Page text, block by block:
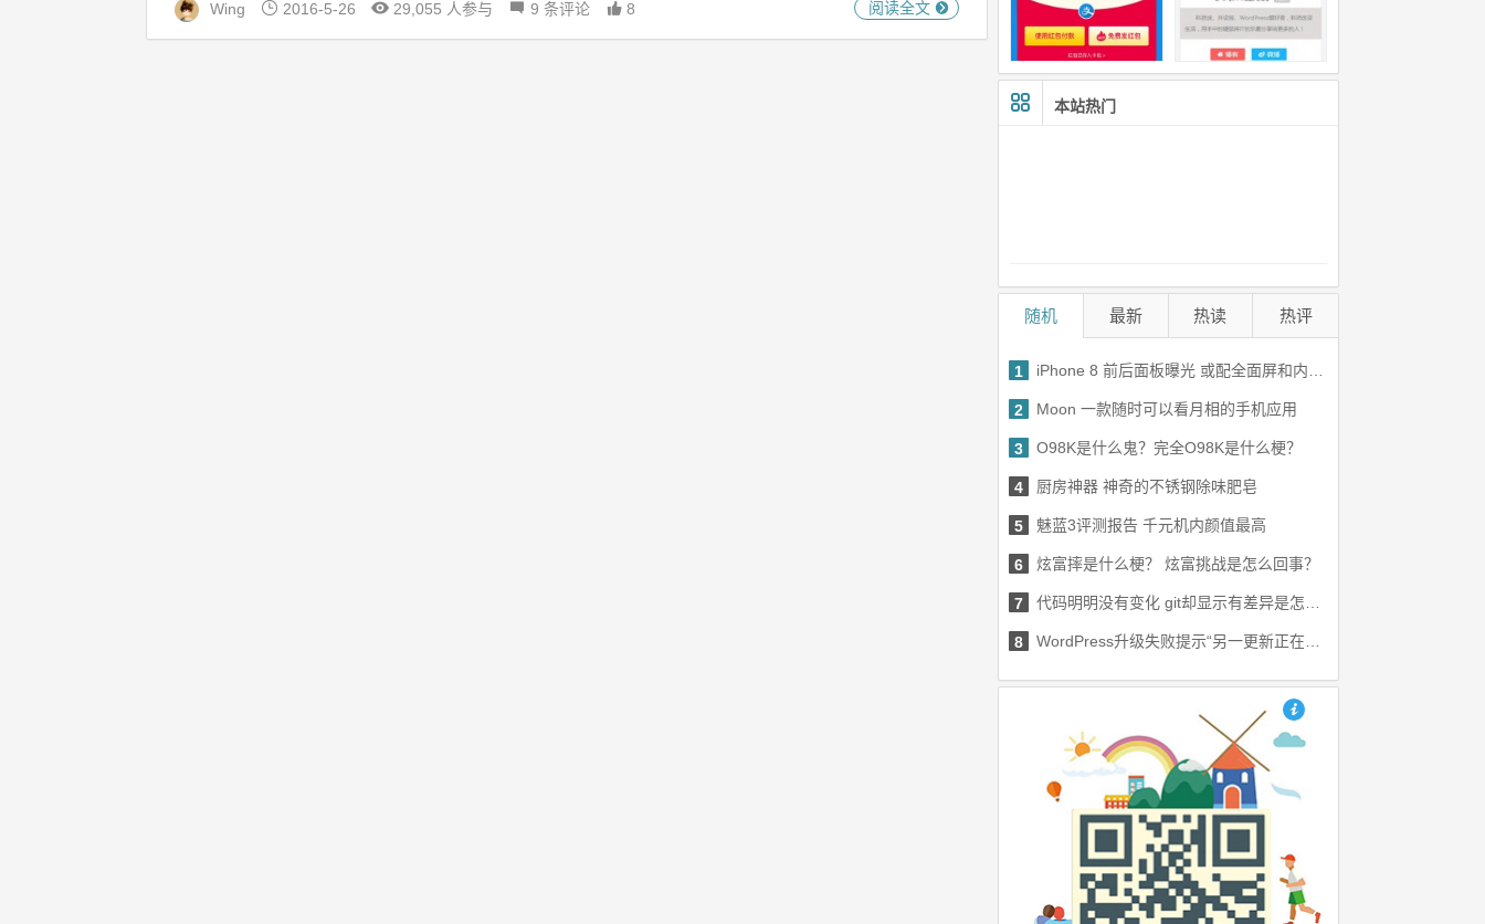
阅读全文
Wing 2016-5-26 29,055 人参与 9 条评论 8
本站热门
随机 最新 热读 热评
1 iPhone 8 前后面板曝光 或配全面屏和内嵌式指纹识别
2 Moon 一款随时可以看月相的手机应用
3 O98K是什么鬼？完全O98K是什么梗？
4 厨房神器 神奇的不锈钢除味肥皂
5 魅蓝3评测报告 千元机内颜值最高
6 炫富摔是什么梗？ 炫富挑战是怎么回事？
7 代码明明没有变化 git却显示有差异是怎么回事
8 WordPress升级失败提示“另一更新正在进行”完美解决方法
也想出现在这里？联系我们吧